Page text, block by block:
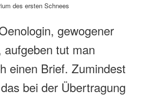
des ersten Schnees
gewogener
aufgeben tut man
einen Brief. Zumindest
bei der Übertragung